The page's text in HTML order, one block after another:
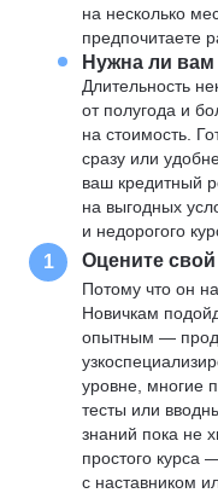
на несколько
предпочитаете
Нужна ли вам
Длительность
от полугода и
на стоимость.
сразу или
ваш кредитный
на выгодных
и недорогого
1 Оцените
Потому что он
Новичкам
опытным —
уровне, многие
тесты или
знаний пока не
простого курса
с наставником